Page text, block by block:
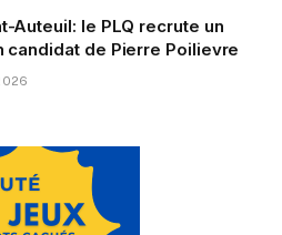
Auteuil: le PLQ recrute un
candidat de Pierre Poilievre